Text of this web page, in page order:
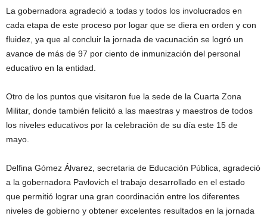
La gobernadora agradeció a todas y todos los involucrados en
cada etapa de este proceso por logar que se diera en orden y con
fluidez, ya que al concluir la jornada de vacunación se logró un
avance de más de 97 por ciento de inmunización del personal
educativo en la entidad.
Otro de los puntos que visitaron fue la sede de la Cuarta Zona
Militar, donde también felicitó a las maestras y maestros de todos
los niveles educativos por la celebración de su día este 15 de
mayo.
Delfina Gómez Álvarez, secretaria de Educación Pública, agradeció
a la gobernadora Pavlovich el trabajo desarrollado en el estado
que permitió lograr una gran coordinación entre los diferentes
niveles de gobierno y obtener excelentes resultados en la jornada